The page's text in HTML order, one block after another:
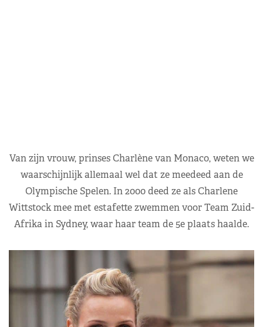
Van zijn vrouw, prinses Charlène van Monaco, weten we
waarschijnlijk allemaal wel dat ze meedeed aan de
Olympische Spelen. In 2000 deed ze als Charlene
Wittstock mee met estafette zwemmen voor Team Zuid-
Afrika in Sydney, waar haar team de 5e plaats haalde.